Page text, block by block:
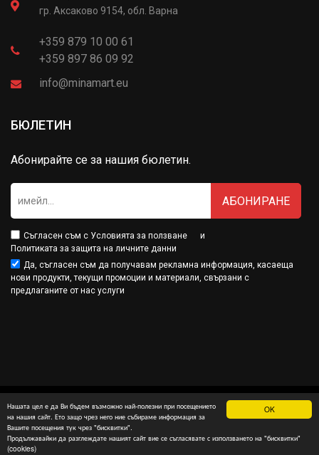
OK
Нашата цел е да Ви бъдем възможно най-полезни при посещението
на нашия сайт. Ето защо чрез него ние събираме информация за
Вашите посещения тук чрез "бисквитки".
Продължавайки да разглеждате нашият сайт вие се съгласявате с използването на "бисквитки"
(cookies)
гр. Аксаково 9154, обл. Варна
+359 879 10 00 61
+359 897 86 09 92
info@minamart.eu
БЮЛЕТИН
Абонирайте се за нашия бюлетин.
АБОНИРАНЕ
Съгласен съм с Условията за ползване
и
Политиката за защита на личните данни
Да, съгласен съм да получавам рекламна информация, касаеща
нови продукти, текущи промоции и материали, свързани с
предлаганите от нас услуги
Минамарт® е собственост на МДМ Партнърс ООД
изработка на онлайн магазин иSEO оптимизация